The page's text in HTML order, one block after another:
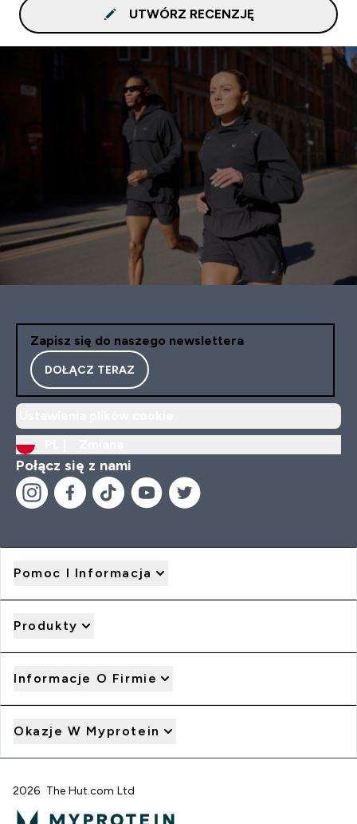
UTWÓRZ RECENZJĘ
Zapisz się do naszego newslettera
DOŁĄCZ TERAZ
Połącz się z nami
Pomoc I Informacja
Produkty
Informacje O Firmie
Okazje W Myprotein
2026 The Hut.com Ltd